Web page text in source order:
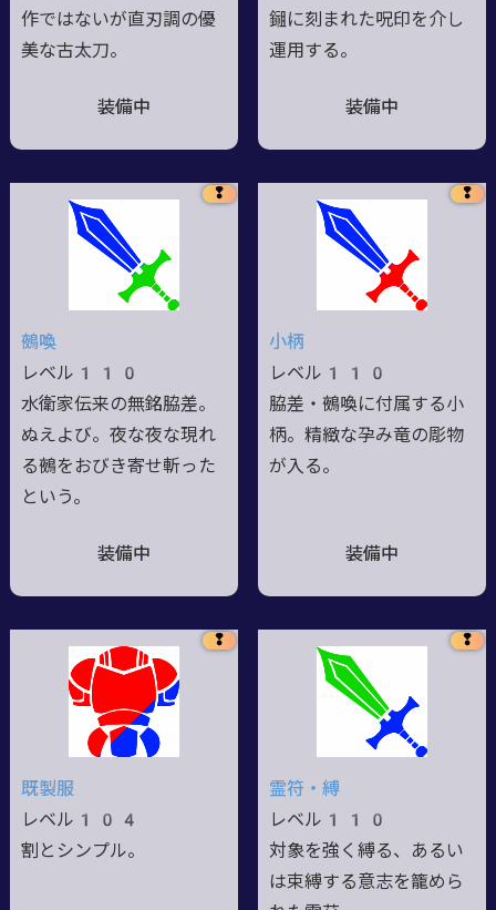
作ではないが直刃調の優
美な古太刀。
装備中
鎺に刻まれた呪印を介し
運用する。
装備中
❢
鵺喚
レベル110
水衛家伝来の無銘脇差。
ぬえよび。夜な夜な現れ
る鵺をおびき寄せ斬った
という。
装備中
❢
小柄
レベル110
脇差・鵺喚に付属する小
柄。精緻な孕み竜の彫物
が入る。
装備中
❢
既製服
レベル104
割とシンプル。
❢
霊符・縛
レベル110
対象を強く縛る、あるい
は束縛する意志を籠めら